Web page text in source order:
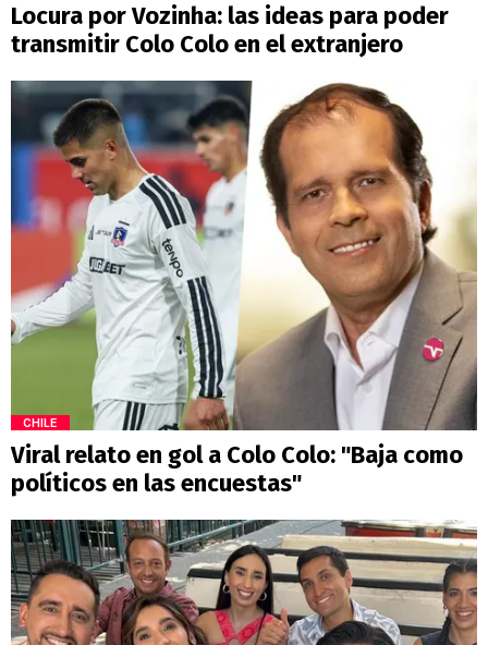
Locura por Vozinha: las ideas para poder
transmitir Colo Colo en el extranjero
CHILE
Viral relato en gol a Colo Colo: "Baja como
políticos en las encuestas"